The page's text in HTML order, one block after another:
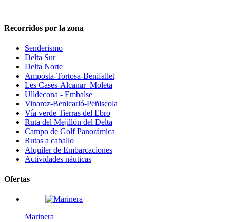
Recorridos por la zona
Senderismo
Delta Sur
Delta Norte
Amposta-Tortosa-Benifallet
Les Cases-Alcanar–Moleta
Ulldecona - Embalse
Vinaroz-Benicarló-Peñiscola
Vía verde Tierras del Ebro
Ruta del Mejillón del Delta
Campo de Golf Panorámica
Rutas a caballo
Alquiler de Embarcaciones
Actividades náuticas
Ofertas
Marinera